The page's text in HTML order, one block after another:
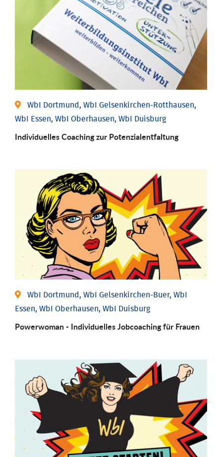
WbI Dortmund, WbI Gelsenkirchen-Rotthausen,
WbI Essen, WbI Oberhausen, WbI Duisburg
Individuelles Coaching zur Potenzialentfaltung
WbI Dortmund, WbI Gelsenkirchen-Buer, WbI
Essen, WbI Oberhausen, WbI Duisburg
Powerwoman - Individu­elles Job­coaching für Frauen